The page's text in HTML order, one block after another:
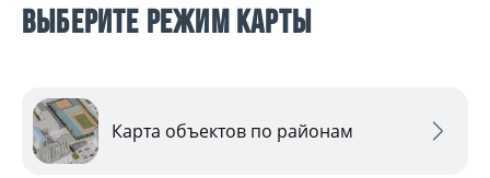
выберите режим карты
Карта объектов по районам